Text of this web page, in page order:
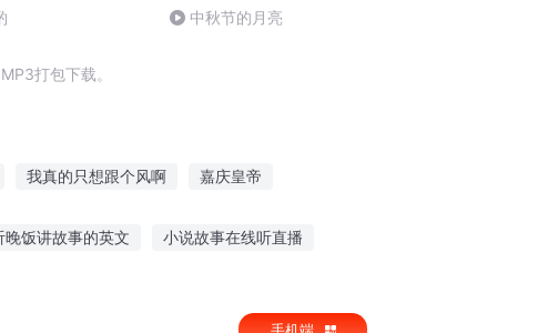
中秋节的月亮
打包下载。
我真的只想跟个风啊 嘉庆皇帝
晚饭讲故事的英文 小说故事在线听直播